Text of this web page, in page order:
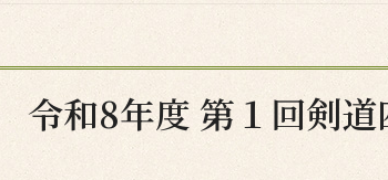
令和8年度 第１回剣